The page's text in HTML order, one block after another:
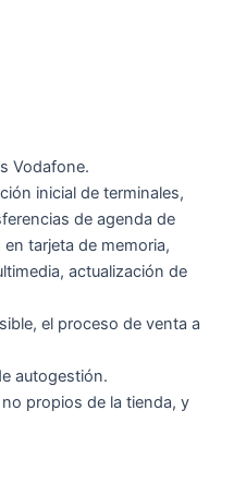
Vodafone.
inicial de terminales,
de agenda de
tarjeta de memoria,
actualización de
el proceso de venta a
autogestión.
propios de la tienda, y